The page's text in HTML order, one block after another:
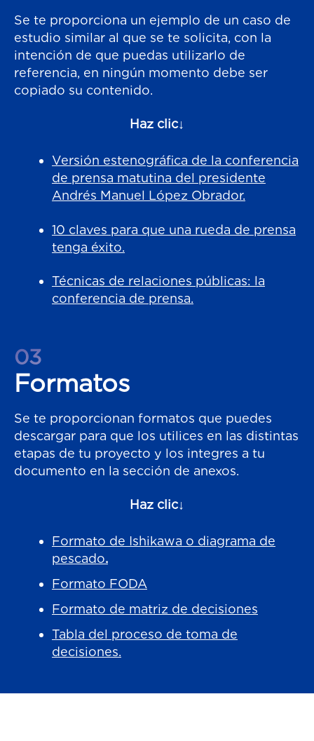
Se te proporciona un ejemplo de un caso de
estudio similar al que se te solicita, con la
intención de que puedas utilizarlo de
referencia, en ningún momento debe ser
copiado su contenido.
Haz clic↓
Versión estenográfica de la conferencia
de prensa matutina del presidente
Andrés Manuel López Obrador.
10 claves para que una rueda de prensa
tenga éxito.
Técnicas de relaciones públicas: la
conferencia de prensa.
03
Formatos
Se te proporcionan formatos que puedes
descargar para que los utilices en las distintas
etapas de tu proyecto y los integres a tu
documento en la sección de anexos.
Haz clic↓
Formato de Ishikawa o diagrama de
pescado.
Formato FODA
Formato de matriz de decisiones
Tabla del proceso de toma de
decisiones.